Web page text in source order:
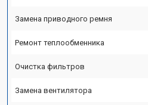
Замена приводного ремня
Ремонт теплообменника
Очистка фильтров
Замена вентилятора